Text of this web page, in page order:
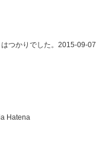
つかりでした。2015-09-07
Hatena